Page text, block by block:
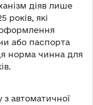
діяв лише
років, які
або паспорта
норма чинна для
автоматичної